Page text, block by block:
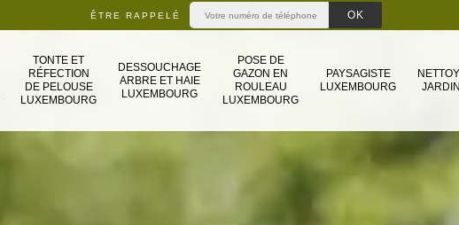
ÊTRE RAPPELÉ
TONTE ET
RÉFECTION
DE PELOUSE
LUXEMBOURG
DESSOUCHAGE
ARBRE ET HAIE
LUXEMBOURG
POSE DE
GAZON EN
ROULEAU
LUXEMBOURG
PAYSAGISTE
LUXEMBOURG